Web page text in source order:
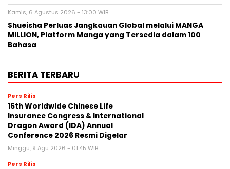
Kamis, 6 Agustus 2026 - 13:00 WIB
Shueisha Perluas Jangkauan Global melalui MANGA
MILLION, Platform Manga yang Tersedia dalam 100
Bahasa
BERITA TERBARU
Pers Rilis
16th Worldwide Chinese Life
Insurance Congress & International
Dragon Award (IDA) Annual
Conference 2026 Resmi Digelar
Minggu, 9 Agu 2026 - 01:45 WIB
Pers Rilis